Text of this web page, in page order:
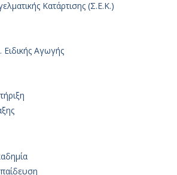
Κατάρτισης (Σ.Ε.Κ.)
Ειδικής Αγωγής